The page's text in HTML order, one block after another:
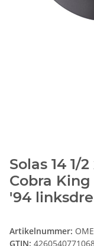
Solas 14 1/
Cobra
'94
Artikelnummer:
GTIN: